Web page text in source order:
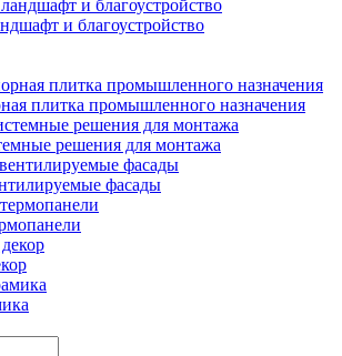
и благоустройство
плитка промышленного назначения
решения для монтажа
фасады